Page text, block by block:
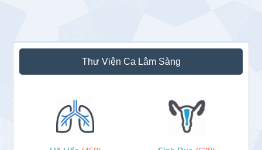
Sidebar
chính
Thư Viện Ca Lâm Sàng